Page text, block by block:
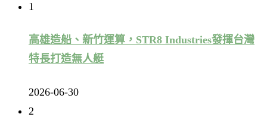
1
高雄造船、新竹運算，STR8 Industries發揮台灣
特長打造無人艇
2026-06-30
2